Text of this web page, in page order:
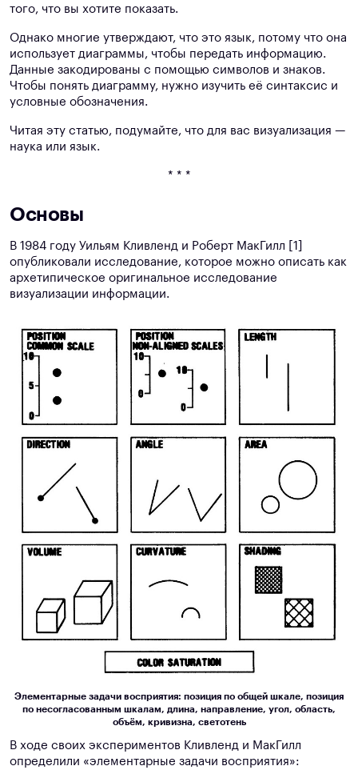
того, что вы хотите показать.
Однако многие утверждают, что это язык, потому что она
использует диаграммы, чтобы передать информацию.
Данные закодированы с помощью символов и знаков.
Чтобы понять диаграмму, нужно изучить её синтаксис и
условные обозначения.
Читая эту статью, подумайте, что для вас визуализация —
наука или язык.
* * *
Основы
В 1984 году Уильям Кливленд и Роберт МакГилл [1]
опубликовали исследование, которое можно описать как
архетипическое оригинальное исследование
визуализации информации.
Элементарные задачи восприятия: позиция по общей шкале, позиция
по несогласованным шкалам, длина, направление, угол, область,
объём, кривизна, светотень
В ходе своих экспериментов Кливленд и МакГилл
определили «элементарные задачи восприятия»: